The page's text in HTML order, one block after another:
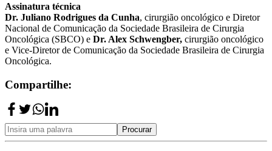
Assinatura técnica
Dr. Juliano Rodrigues da Cunha, cirurgião oncológico e Diretor
Nacional de Comunicação da Sociedade Brasileira de Cirurgia
Oncológica (SBCO) e Dr. Alex Schwengber, cirurgião oncológico
e Vice-Diretor de Comunicação da Sociedade Brasileira de Cirurgia
Oncológica.
Compartilhe:
Procurar